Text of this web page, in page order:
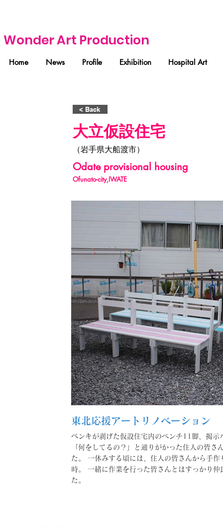
Wonder Art Production
Home News Profile Exhibition Hospital Art
< Back
大立仮設住宅
（岩手県大船渡市）
Odate provisional housing
Ofunato-city,IWATE
東北応援アートリノベーション
ペンキが剥げた仮設住宅内のベンチ11脚、掲
「何をしてるの？」と通りがかった住人の皆
た。 一休みする頃には、住人の皆さんから手
時。 一緒に作業を行った皆さんとはすっかり
た。